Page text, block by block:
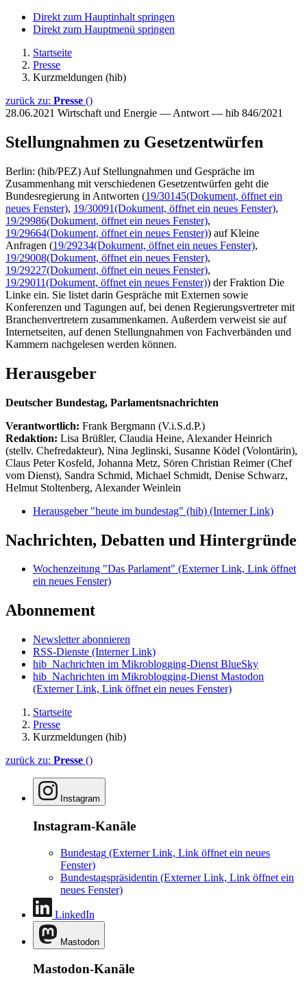
Direkt zum Hauptinhalt springen
Direkt zum Hauptmenü springen
Startseite
Presse
Kurzmeldungen (hib)
zurück zu: Presse ()
28.06.2021 Wirtschaft und Energie — Antwort — hib 846/2021
Stellungnahmen zu Gesetzentwürfen
Berlin: (hib/PEZ) Auf Stellungnahmen und Gespräche im
Zusammenhang mit verschiedenen Gesetzentwürfen geht die
Bundesregierung in Antworten (19/30145(Dokument, öffnet ein
neues Fenster), 19/30091(Dokument, öffnet ein neues Fenster),
19/29986(Dokument, öffnet ein neues Fenster),
19/29664(Dokument, öffnet ein neues Fenster)) auf Kleine
Anfragen (19/29234(Dokument, öffnet ein neues Fenster),
19/29008(Dokument, öffnet ein neues Fenster),
19/29227(Dokument, öffnet ein neues Fenster),
19/29011(Dokument, öffnet ein neues Fenster)) der Fraktion Die
Linke ein. Sie listet darin Gespräche mit Externen sowie
Konferenzen und Tagungen auf, bei denen Regierungsvertreter mit
Branchenvertretern zusammenkamen. Außerdem verweist sie auf
Internetseiten, auf denen Stellungnahmen von Fachverbänden und
Kammern nachgelesen werden können.
Herausgeber
Deutscher Bundestag, Parlamentsnachrichten
Verantwortlich: Frank Bergmann (V.i.S.d.P.)
Redaktion: Lisa Brüßler, Claudia Heine, Alexander Heinrich
(stellv. Chefredakteur), Nina Jeglinski, Susanne Ködel (Volontärin),
Claus Peter Kosfeld, Johanna Metz, Sören Christian Reimer (Chef
vom Dienst), Sandra Schmid, Michael Schmidt, Denise Schwarz,
Helmut Stoltenberg, Alexander Weinlein
Herausgeber "heute im bundestag" (hib) (Interner Link)
Nachrichten, Debatten und Hintergründe
Wochenzeitung "Das Parlament" (Externer Link, Link öffnet
ein neues Fenster)
Abonnement
Newsletter abonnieren
RSS-Dienste (Interner Link)
hib_Nachrichten im Mikroblogging-Dienst BlueSky
hib_Nachrichten im Mikroblogging-Dienst Mastodon
(Externer Link, Link öffnet ein neues Fenster)
Startseite
Presse
Kurzmeldungen (hib)
zurück zu: Presse ()
Instagram
Instagram-Kanäle
Bundestag (Externer Link, Link öffnet ein neues
Fenster)
Bundestagspräsidentin (Externer Link, Link öffnet ein
neues Fenster)
LinkedIn
Mastodon
Mastodon-Kanäle